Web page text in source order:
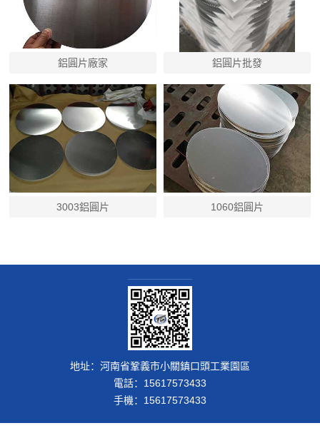
鋁圓片廠家 鋁圓片批發
3003鋁圓片 1060鋁圓片
地址：河南省鞏義市小關鎮口頭工業園區
電話：15617573433
手機：15617573433